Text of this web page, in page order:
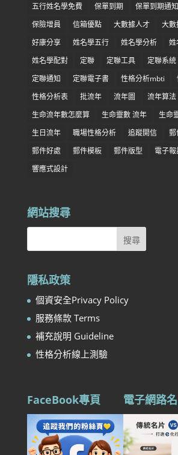
五行姓名學免費
保單到期 保單到期通知
保險增員
信箱優點 大數據人才
大數
好康分享
姓名學五行 姓名學分析
姓
姓名學配對
定聯 定聯工具 定聯系統
定聯通知
定聯電子書 性格分析mbti
性格分析表
批流年 流年圖
流年算法
生命流年數怎麼算
生命靈數 流年
生命
生日流年
職場性格分析 追蹤開信
郵
郵件好處
郵件模板 郵件版型
電子
響應式設計
網站搜尋
隱私政策
個資安全Privacy Policy
服務條款 Terms
補充說明 Guideline
性格分析線上測驗
FaceBook專頁 電子網路